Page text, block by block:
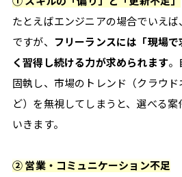
#
ツ
ー
ル
#
び
たとえばエンジニアの場合でいえ
ですが、
フリーランスには「現場
く習得し続ける力が求められます。
固執し、市場のトレンド（クラウ
ど）を無視してしまうと、選べる
いきます。
② 営業・コミュニケーション不足